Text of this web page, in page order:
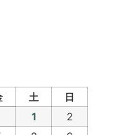
土
日
1
2